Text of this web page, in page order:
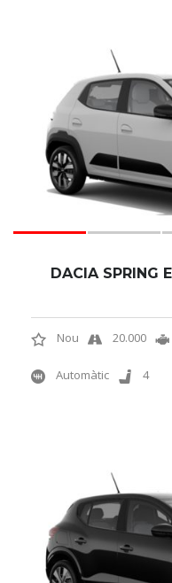
DACIA SPRING
Nou 20.000
Automàtic 4